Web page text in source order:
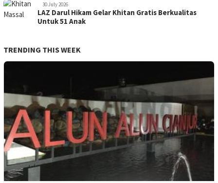
30 July 2026
LAZ Darul Hikam Gelar Khitan Gratis Berkualitas
Untuk 51 Anak
TRENDING THIS WEEK